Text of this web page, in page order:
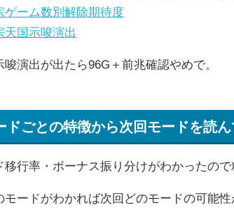
ゲーム数別解除期待度
天国示唆演出
唆演出が出たら96G＋前兆確認やめで。
ドごとの特徴から次回モードを読
移行率・ボーナス振り分けがわかったの
モードがわかれば次回どのモードの可能